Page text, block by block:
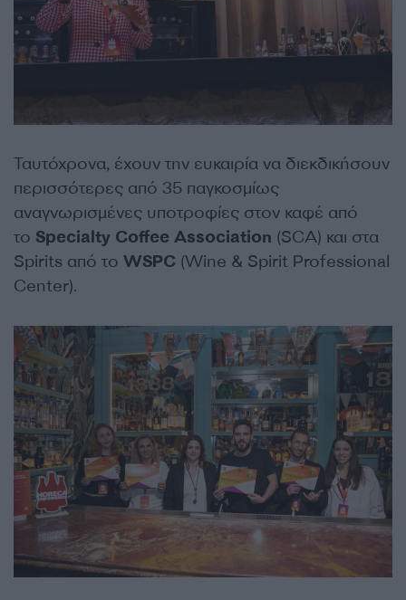
Ταυτόχρονα, έχουν την ευκαιρία να διεκδικήσουν
περισσότερες από 35 παγκοσμίως
αναγνωρισμένες υποτροφίες στον καφέ από
το Specialty Coffee Association (SCA) και στα
Spirits από το WSPC (Wine & Spirit Professional
Center).